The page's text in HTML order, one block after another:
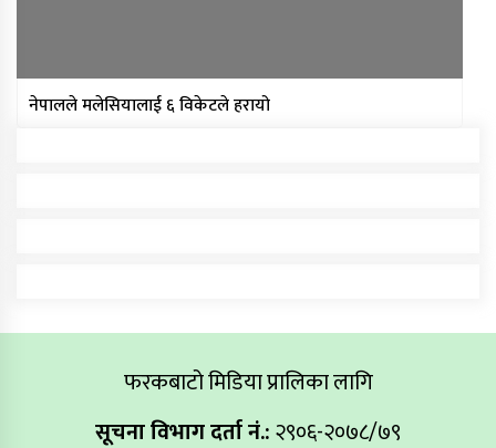
नेपालले मलेसियालाई ६ विकेटले हरायो
फरकबाटो मिडिया प्रालिका लागि
सूचना विभाग दर्ता नं.:२९०६-२०७८/७९